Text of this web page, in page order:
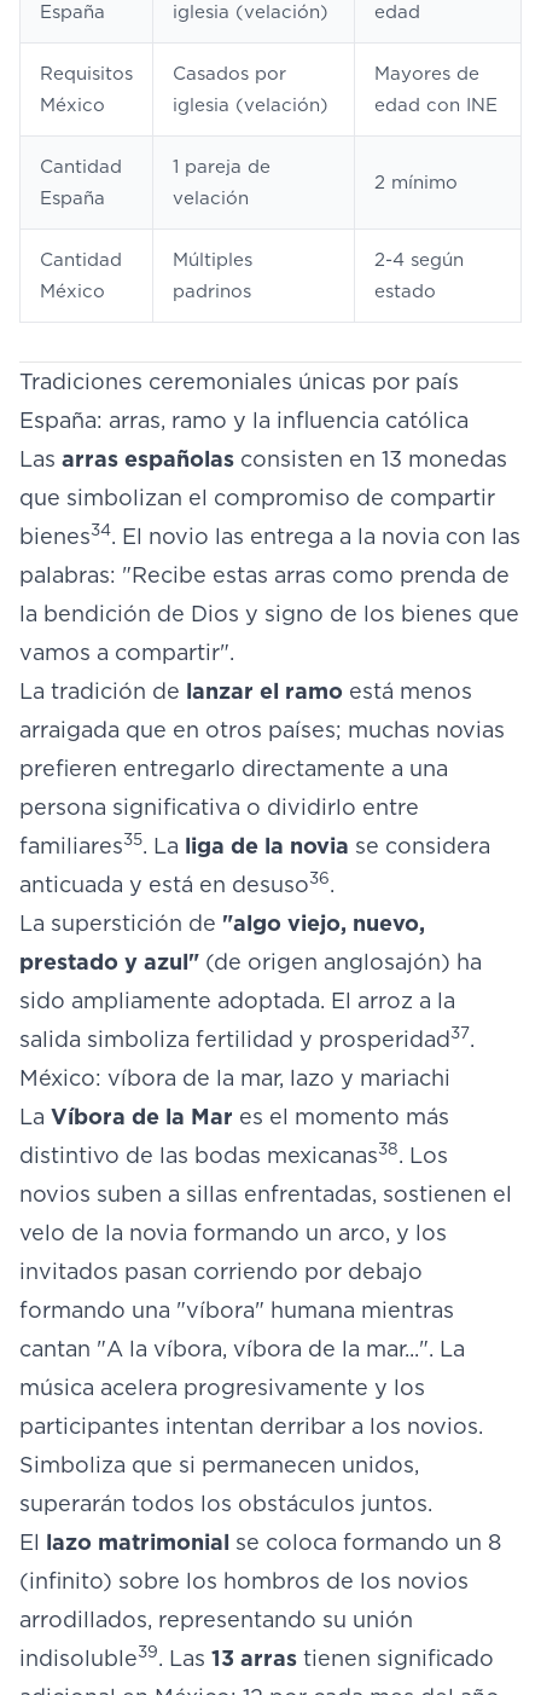
España
iglesia (velación)
edad
Requisitos
México
Casados por
iglesia (velación)
Mayores de
edad con INE
Cantidad
España
1 pareja de
velación
2 mínimo
Cantidad
México
Múltiples
padrinos
2-4 según
estado
Tradiciones ceremoniales únicas por país
España: arras, ramo y la influencia católica
Las arras españolas consisten en 13 monedas
que simbolizan el compromiso de compartir
bienes34. El novio las entrega a la novia con las
palabras: "Recibe estas arras como prenda de
la bendición de Dios y signo de los bienes que
vamos a compartir".
La tradición de lanzar el ramo está menos
arraigada que en otros países; muchas novias
prefieren entregarlo directamente a una
persona significativa o dividirlo entre
familiares35. La liga de la novia se considera
anticuada y está en desuso36.
La superstición de "algo viejo, nuevo,
prestado y azul" (de origen anglosajón) ha
sido ampliamente adoptada. El arroz a la
salida simboliza fertilidad y prosperidad37.
México: víbora de la mar, lazo y mariachi
La Víbora de la Mar es el momento más
distintivo de las bodas mexicanas38. Los
novios suben a sillas enfrentadas, sostienen el
velo de la novia formando un arco, y los
invitados pasan corriendo por debajo
formando una "víbora" humana mientras
cantan "A la víbora, víbora de la mar...". La
música acelera progresivamente y los
participantes intentan derribar a los novios.
Simboliza que si permanecen unidos,
superarán todos los obstáculos juntos.
El lazo matrimonial se coloca formando un 8
(infinito) sobre los hombros de los novios
arrodillados, representando su unión
indisoluble39. Las 13 arras tienen significado